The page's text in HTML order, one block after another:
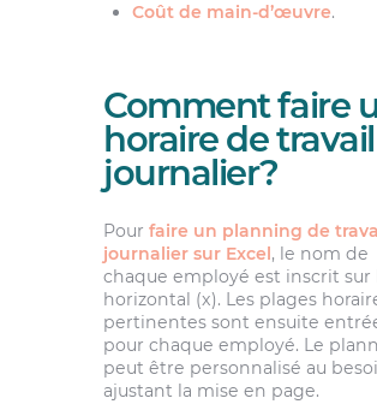
Coût de main-d’œuvre.
Comment faire
horaire de travail
journalier?
Pour faire un planning de
journalier sur Excel, le nom de
chaque employé est inscrit sur
horizontal (x). Les plages
pertinentes sont ensuite
pour chaque employé. Le
peut être personnalisé au
ajustant la mise en page.